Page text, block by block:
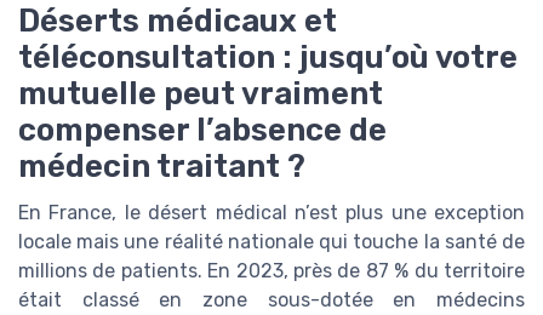
Déserts médicaux et
téléconsultation : jusqu’où votre
mutuelle peut vraiment
compenser l’absence de
médecin traitant ?
En France, le désert médical n’est plus une exception
locale mais une réalité nationale qui touche la santé de
millions de patients. En 2023, près de 87 % du territoire
était classé en zone sous-dotée en médecins